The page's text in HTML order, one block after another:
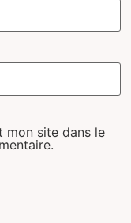
mon site dans le